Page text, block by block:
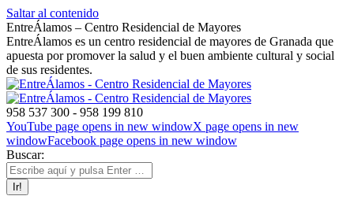
Saltar al contenido
EntreÁlamos – Centro Residencial de Mayores
EntreÁlamos es un centro residencial de mayores de Granada que
apuesta por promover la salud y el buen ambiente cultural y social
de sus residentes.
958 537 300 - 958 199 810
YouTube page opens in new windowX page opens in new
windowFacebook page opens in new window
Buscar: